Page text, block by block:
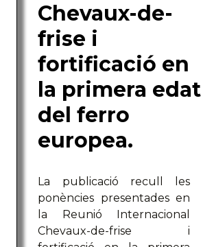
Chevaux-de-
frise i
fortificació en
la primera edat
del ferro
europea.
La publicació recull les
ponències presentades en
la Reunió Internacional
Chevaux-de-frise i